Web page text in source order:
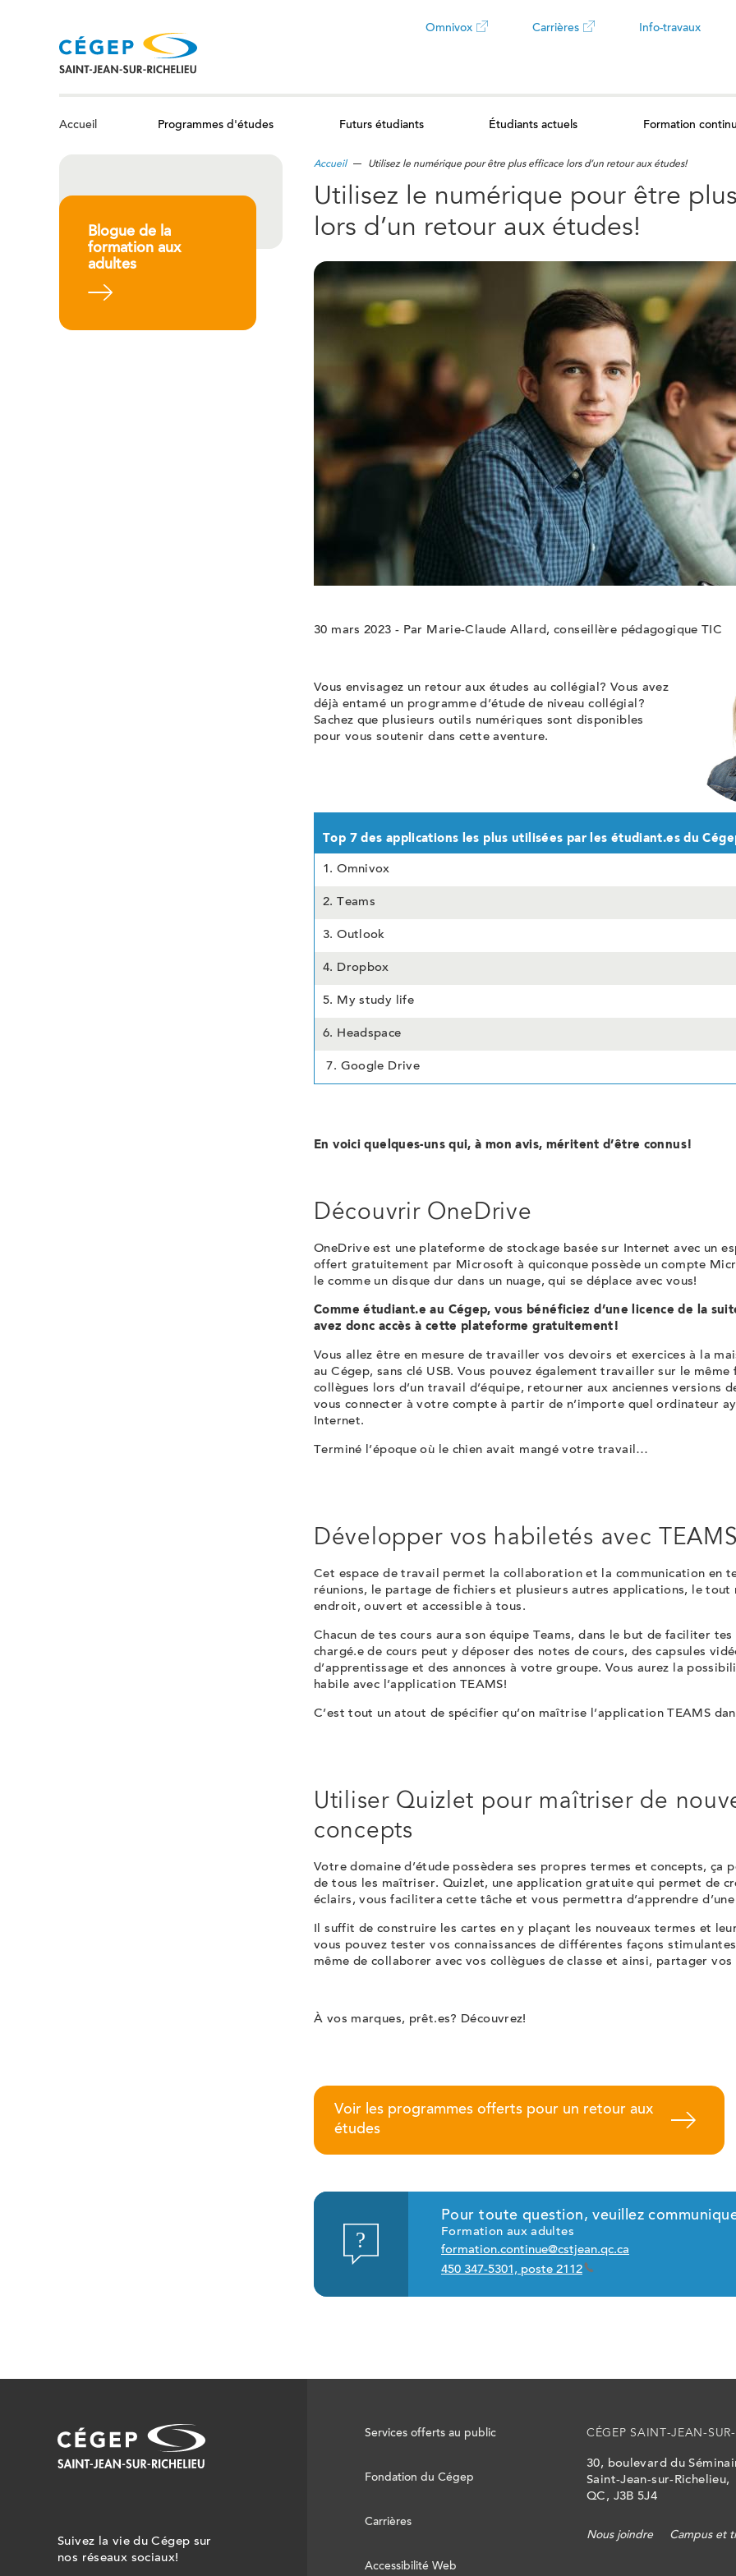
Omnivox
dans
onglet
Carrières
ouvrira
onglet
Info-travaux
Accueil Programmes d'études Futurs étudiants Étudiants actuels Formation
Blogue de la
formation aux
adultes
Accueil Utilisez le numérique pour être plus efficace lors d’un retour aux études!
Utilisez le numérique pour être
lors d’un retour aux études!
30 mars 2023 - Par Marie-Claude Allard, conseillère pédagogique TIC
Vous envisagez un retour aux études au collégial? Vous avez
déjà entamé un programme d’étude de niveau collégial?
Sachez que plusieurs outils numériques sont disponibles
pour vous soutenir dans cette aventure.
Top 7 des applications les plus utilisées par les étudiant.es du
1. Omnivox
2. Teams
3. Outlook
4. Dropbox
5. My study life
6. Headspace
7. Google Drive
En voici quelques-uns qui, à mon avis, méritent d’être connus!
Découvrir OneDrive
OneDrive est une plateforme de stockage basée sur Internet avec un
offert gratuitement par Microsoft à quiconque possède un compte
le comme un disque dur dans un nuage, qui se déplace avec vous!
Comme étudiant.e au Cégep, vous bénéficiez d’une licence de la
avez donc accès à cette plateforme gratuitement!
Vous allez être en mesure de travailler vos devoirs et exercices à la
au Cégep, sans clé USB. Vous pouvez également travailler sur le même
collègues lors d’un travail d’équipe, retourner aux anciennes versions
vous connecter à votre compte à partir de n’importe quel ordinateur
Internet.
Terminé l’époque où le chien avait mangé votre travail…
Développer vos habiletés avec
Cet espace de travail permet la collaboration et la communication en
réunions, le partage de fichiers et plusieurs autres applications, le tout
endroit, ouvert et accessible à tous.
Chacun de tes cours aura son équipe Teams, dans le but de faciliter
chargé.e de cours peut y déposer des notes de cours, des capsules
d’apprentissage et des annonces à votre groupe. Vous aurez la
habile avec l’application TEAMS!
C’est tout un atout de spécifier qu’on maîtrise l’application TEAMS
Utiliser Quizlet pour maîtriser de
concepts
Votre domaine d’étude possèdera ses propres termes et concepts, ça
de tous les maîtriser. Quizlet, une application gratuite qui permet de
éclairs, vous facilitera cette tâche et vous permettra d’apprendre
Il suffit de construire les cartes en y plaçant les nouveaux termes et
vous pouvez tester vos connaissances de différentes façons
même de collaborer avec vos collègues de classe et ainsi, partager vos
À vos marques, prêt.es? Découvrez!
Voir les programmes offerts pour un retour aux
études
Pour toute question, veuillez
Formation aux adultes
formation.continue@cstjean.qc.ca
450 347-5301, poste 2112
Suivez la vie du Cégep sur
nos réseaux sociaux!
Services offerts au public
Fondation du Cégep
Carrières
Accessibilité Web
CÉGEP SAINT-JEAN-
30, boulevard du
Saint-Jean-sur-Richelieu,
QC, J3B 5J4
Nous joindre Campus et